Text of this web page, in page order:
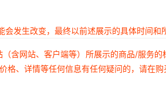
发生改变，最终以前述展示的具体时间和
含网站、客户端等）所展示的商品/服务
、详情等任何信息有任何疑问的，请在